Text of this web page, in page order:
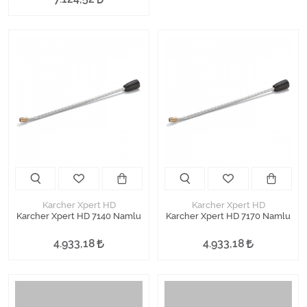
Karcher Xpert HD
Karcher Xpert HD 7140 Namlu
4.933,18
Karcher Xpert HD
Karcher Xpert HD 7170 Namlu
4.933,18